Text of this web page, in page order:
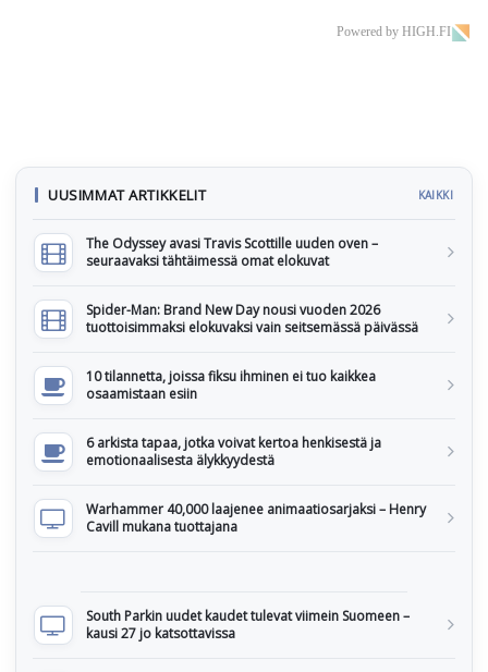
Powered by HIGH.FI
UUSIMMAT ARTIKKELIT KAIKKI
The Odyssey avasi Travis Scottille uuden oven –
seuraavaksi tähtäimessä omat elokuvat
Spider-Man: Brand New Day nousi vuoden 2026
tuottoisimmaksi elokuvaksi vain seitsemässä päivässä
10 tilannetta, joissa fiksu ihminen ei tuo kaikkea
osaamistaan esiin
6 arkista tapaa, jotka voivat kertoa henkisestä ja
emotionaalisesta älykkyydestä
Warhammer 40,000 laajenee animaatiosarjaksi – Henry
Cavill mukana tuottajana
South Parkin uudet kaudet tulevat viimein Suomeen –
kausi 27 jo katsottavissa